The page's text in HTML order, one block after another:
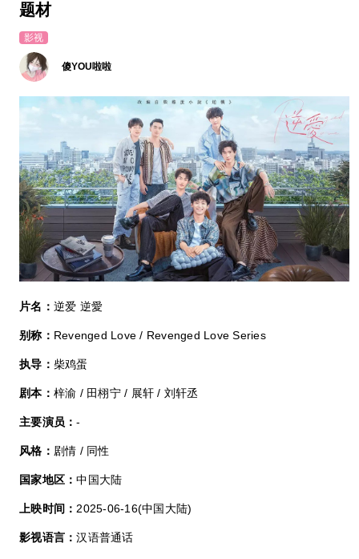
题材
影视
傻YOU啦啦
片名： 逆爱 逆愛
别称： Revenged Love / Revenged Love Series
执导： 柴鸡蛋
剧本： 梓渝 / 田栩宁 / 展轩 / 刘轩丞
主要演员：-
风格： 剧情 / 同性
国家地区：中国大陆
上映时间：2025-06-16(中国大陆)
影视语言：汉语普通话